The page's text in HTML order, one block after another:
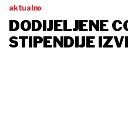
aktualno
DODIJELJENE
STIPENDIJE